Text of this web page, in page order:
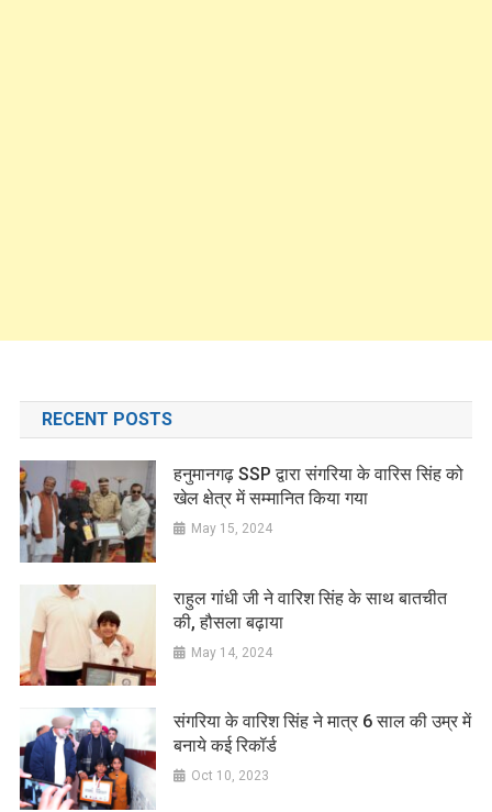
RECENT POSTS
हनुमानगढ़ SSP द्वारा संगरिया के वारिस सिंह को
खेल क्षेत्र में सम्मानित किया गया
May 15, 2024
राहुल गांधी जी ने वारिश सिंह के साथ बातचीत
की, हौसला बढ़ाया
May 14, 2024
संगरिया के वारिश सिंह ने मात्र 6 साल की उम्र में
बनाये कई रिकॉर्ड
Oct 10, 2023